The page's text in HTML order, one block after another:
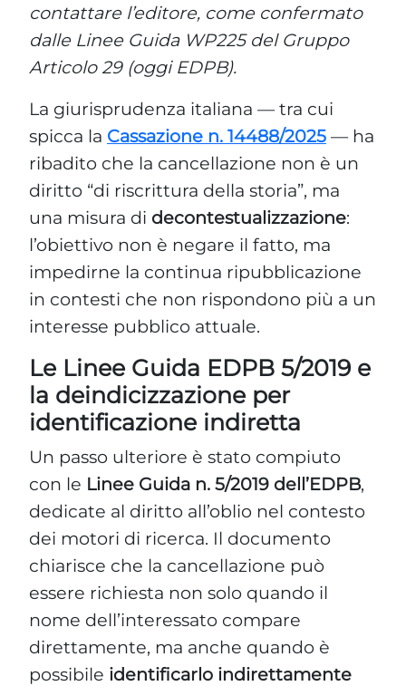
contattare l’editore, come confermato
dalle Linee Guida WP225 del Gruppo
Articolo 29 (oggi EDPB).
La giurisprudenza italiana — tra cui
spicca la Cassazione n. 14488/2025 — ha
ribadito che la cancellazione non è un
diritto “di riscrittura della storia”, ma
una misura di decontestualizzazione:
l’obiettivo non è negare il fatto, ma
impedirne la continua ripubblicazione
in contesti che non rispondono più a un
interesse pubblico attuale.
Le Linee Guida EDPB 5/2019 e
la deindicizzazione per
identificazione indiretta
Un passo ulteriore è stato compiuto
con le Linee Guida n. 5/2019 dell’EDPB,
dedicate al diritto all’oblio nel contesto
dei motori di ricerca. Il documento
chiarisce che la cancellazione può
essere richiesta non solo quando il
nome dell’interessato compare
direttamente, ma anche quando è
possibile identificarlo indirettamente